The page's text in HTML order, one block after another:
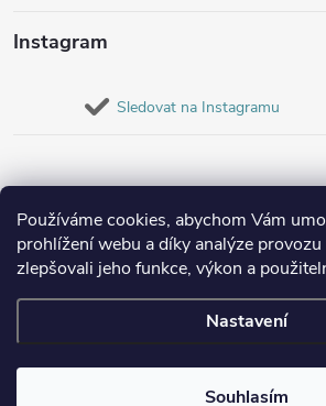
Používáme cookies, abychom Vám
prohlížení webu a díky analýze
zlepšovali jeho funkce, výkon a
Nastavení
Souhlasím
Instagram
Sledovat na Instagramu
Copyright 2026Destovenadrze.cz.